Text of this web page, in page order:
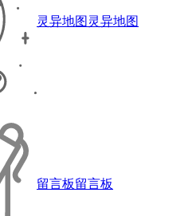
灵异地图 灵异地图
留言板留言板